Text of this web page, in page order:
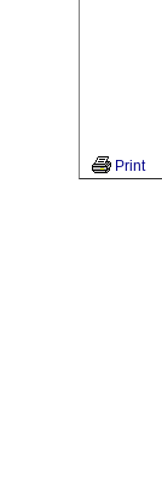
Print